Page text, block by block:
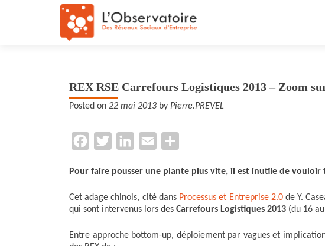
REX RSE Carrefours Logistiques 2013 – Zoom
Posted on 22 mai 2013 by Pierre.PREVEL
c
e
b
i
t
t
n
k
e
a
l
r
t
a
g
Pour faire pousser une plante plus vite, il est inutile de vouloir
Cet adage chinois, cité dans Processus et Entreprise 2.0de Y.
qui sont intervenus lors des Carrefours Logistiques 2013 (du 16
Entre approche bottom-up, déploiement par vagues et